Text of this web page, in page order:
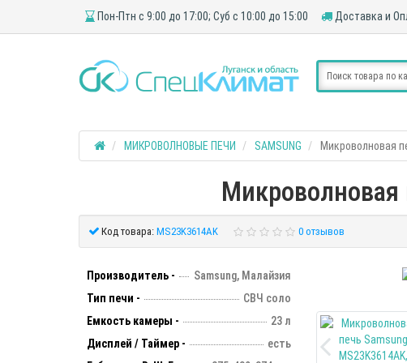
Пон-Птн с 9:00 до 17:00; Суб с 10:00 до 15:00 Доставка и
МИКРОВОЛНОВЫЕ ПЕЧИ SAMSUNG Микроволновая
Микроволновая
Код товара: MS23K3614AK 0 отзывов
Производитель -
Samsung, Малайзия
Тип печи -
СВЧ соло
Емкость камеры -
23 л
Дисплей / Таймер -
есть